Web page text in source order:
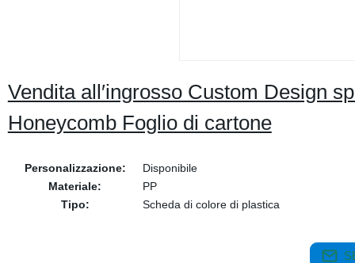
Vendita all′ingrosso Custom Design
Honeycomb Foglio di cartone
Personalizzazione:
Disponibile
Materiale:
PP
Tipo:
Scheda di colore di plastica